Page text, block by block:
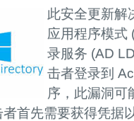
此安全更新解
应用程序模式
录服务 (AD
击者登录到
序，此漏洞可
者首先需要获得凭据